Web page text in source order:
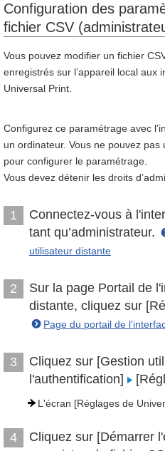
Configuration des
fichier CSV
Vous pouvez modifier un fichier
enregistrés sur l’appareil local aux
Universal Print.
Configurez ce paramétrage avec
un ordinateur. Vous ne pouvez
pour configurer le paramétrage.
Vous devez détenir les droits
1
Connectez-vous à
tant qu’administrateur.
utilisateur distante
2
Sur la page Portail de
distante, cliquez sur
Page du portail de
3 Cliquez sur [Gestion
l'authentification]
L'écran [Réglages de
4
Cliquez sur [Démarrer